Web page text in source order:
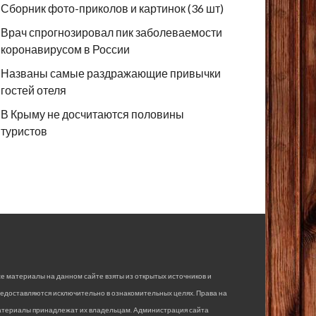
Сборник фото-приколов и картинок (36 шт)
Врач спрогнозировал пик заболеваемости
коронавирусом в России
Названы самые раздражающие привычки
гостей отеля
В Крыму не досчитаются половины
туристов
материалы на данном сайте взяты из открытых источников и
исключительно в ознакомительных целях. Права на
принадлежат их владельцам. Администрация сайта